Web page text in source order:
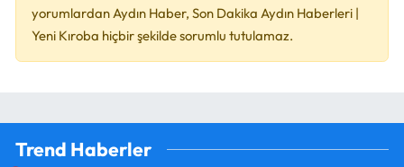
yorumlardan Aydın Haber, Son Dakika Aydın Haberleri |
Yeni Kıroba hiçbir şekilde sorumlu tutulamaz.
Trend Haberler